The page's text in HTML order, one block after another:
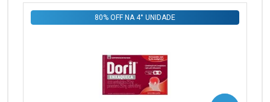
80% OFF NA 4° UNIDADE